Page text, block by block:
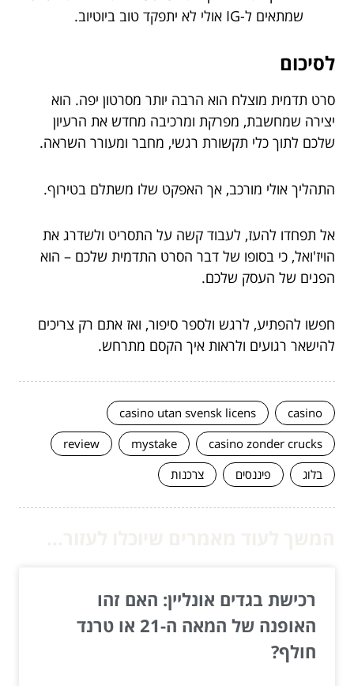
שמתאים ל-IG אולי לא יתפקד טוב ביוטיוב.
לסיכום
סרט תדמית מוצלח הוא הרבה יותר מסרטון יפה. הוא
יצירה שמחשבת, מפרקת ומרכיבה מחדש את הרעיון
שלכם לתוך כלי תקשורת רגשי, מחבר ומעורר השראה.
התהליך אולי מורכב, אך האפקט שלו משתלם בטירוף.
אל תפחדו להעז, לעבוד קשה על התסריט ולשדרג את
הויז'ואל, כי בסופו של דבר הסרט התדמית שלכם – הוא
הפנים של העסק שלכם.
חפשו להפתיע, לרגש ולספר סיפור, ואז אתם רק צריכים
להישאר רגועים ולראות איך הקסם מתרחש.
casino
casino utan svensk licens
casino zonder crucks
mystake
review
בלוג
פיננסים צרכנות
רכישת בגדים אונליין: האם זהו
האופנה של המאה ה-21 או טרנד
חולף?